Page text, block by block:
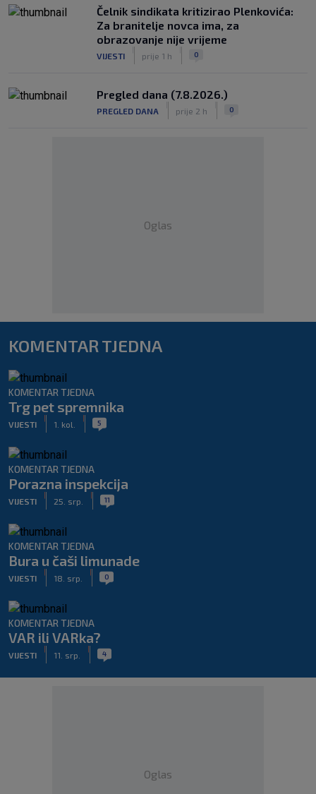
Čelnik sindikata kritizirao Plenkovića:
Za branitelje novca ima, za
obrazovanje nije vrijeme
VIJESTI prije 1 h 0
Pregled dana (7.8.2026.)
PREGLED DANA prije 2 h 0
Oglas
KOMENTAR TJEDNA
KOMENTAR TJEDNA
Trg pet spremnika
VIJESTI 1. kol. 5
KOMENTAR TJEDNA
Porazna inspekcija
VIJESTI 25. srp. 11
KOMENTAR TJEDNA
Bura u čaši limunade
VIJESTI 18. srp. 0
KOMENTAR TJEDNA
VAR ili VARka?
VIJESTI 11. srp. 4
Oglas